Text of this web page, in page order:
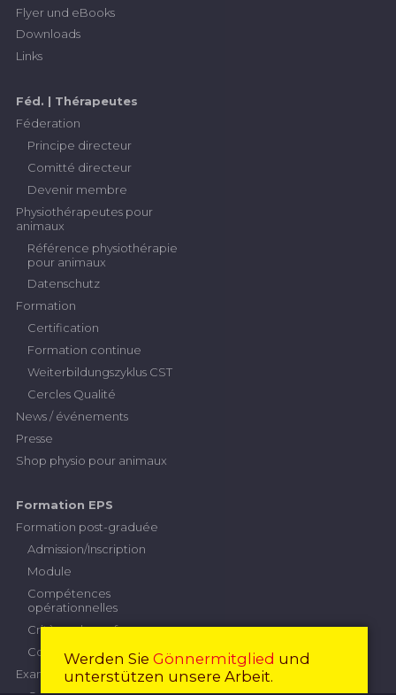
Flyer und eBooks
Downloads
Links
Féd. | Thérapeutes
Féderation
Principe directeur
Comitté directeur
Devenir membre
Physiothérapeutes pour
animaux
Référence physiothérapie
pour animaux
Datenschutz
Formation
Certification
Formation continue
Weiterbildungszyklus CST
Cercles Qualité
News / événements
Presse
Shop physio pour animaux
Formation EPS
Formation post-graduée
Admission/Inscription
Module
Compétences
opérationnelles
Critères de performance
Contribution
Examen professionnel supérieur
Werden Sie Gönnermitglied und
unterstützen unsere Arbeit.